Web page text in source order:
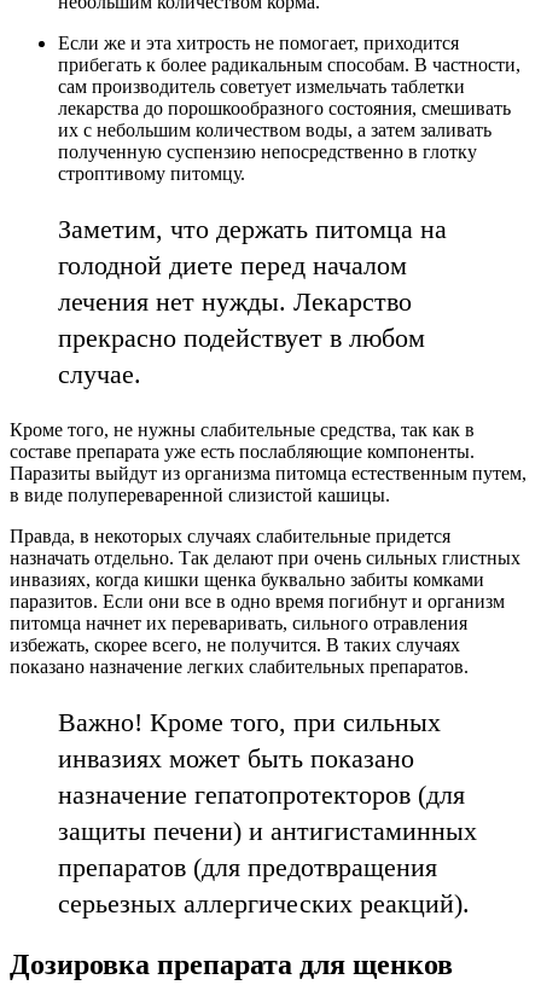
Если же и эта хитрость не помогает, приходится
прибегать к более радикальным способам. В частности,
сам производитель советует измельчать таблетки
лекарства до порошкообразного состояния, смешивать
их с небольшим количеством воды, а затем заливать
полученную суспензию непосредственно в глотку
строптивому питомцу.
Заметим, что держать питомца на
голодной диете перед началом
лечения нет нужды. Лекарство
прекрасно подействует в любом
случае.
Кроме того, не нужны слабительные средства, так как в
составе препарата уже есть послабляющие компоненты.
Паразиты выйдут из организма питомца естественным путем,
в виде полупереваренной слизистой кашицы.
Правда, в некоторых случаях слабительные придется
назначать отдельно. Так делают при очень сильных глистных
инвазиях, когда кишки щенка буквально забиты комками
паразитов. Если они все в одно время погибнут и организм
питомца начнет их переваривать, сильного отравления
избежать, скорее всего, не получится. В таких случаях
показано назначение легких слабительных препаратов.
Важно! Кроме того, при сильных
инвазиях может быть показано
назначение гепатопротекторов (для
защиты печени) и антигистаминных
препаратов (для предотвращения
серьезных аллергических реакций).
Дозировка препарата для щенков